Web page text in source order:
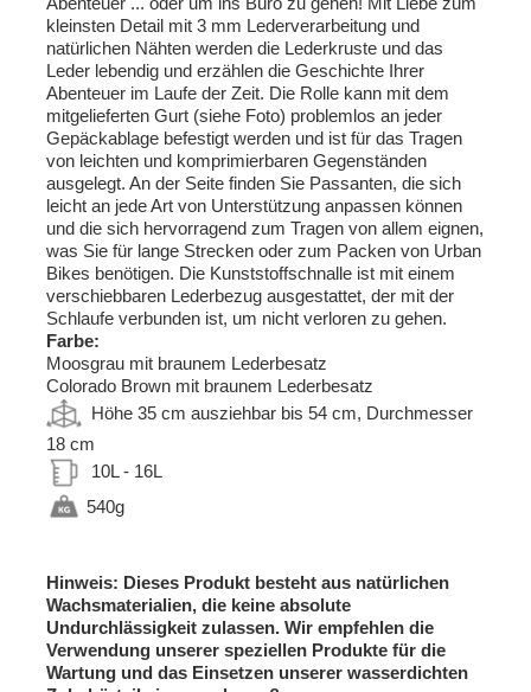
kleinsten Detail mit 3 mm Lederverarbeitung und
natürlichen Nähten werden die Lederkruste und das
Leder lebendig und erzählen die Geschichte Ihrer
Abenteuer im Laufe der Zeit. Die Rolle kann mit dem
mitgelieferten Gurt (siehe Foto) problemlos an jeder
Gepäckablage befestigt werden und ist für das Tragen
von leichten und komprimierbaren Gegenständen
ausgelegt. An der Seite finden Sie Passanten, die sich
leicht an jede Art von Unterstützung anpassen können
und die sich hervorragend zum Tragen von allem eignen,
was Sie für lange Strecken oder zum Packen von Urban
Bikes benötigen. Die Kunststoffschnalle ist mit einem
verschiebbaren Lederbezug ausgestattet, der mit der
Schlaufe verbunden ist, um nicht verloren zu gehen.
Farbe:
Moosgrau mit braunem Lederbesatz
Colorado Brown mit braunem Lederbesatz
Höhe 35 cm ausziehbar bis 54 cm, Durchmesser
18 cm
10L - 16L
540g
Hinweis: Dieses Produkt besteht aus natürlichen
Wachsmaterialien, die keine absolute
Undurchlässigkeit zulassen. Wir empfehlen die
Verwendung unserer speziellen Produkte für die
Wartung und das Einsetzen unserer wasserdichten